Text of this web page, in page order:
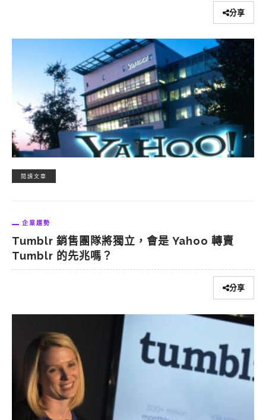
分享
閱讀文章
企業趨勢
Tumblr 銷售團隊將獨立，會是 Yahoo 轉賣
Tumblr 的先兆嗎？
分享